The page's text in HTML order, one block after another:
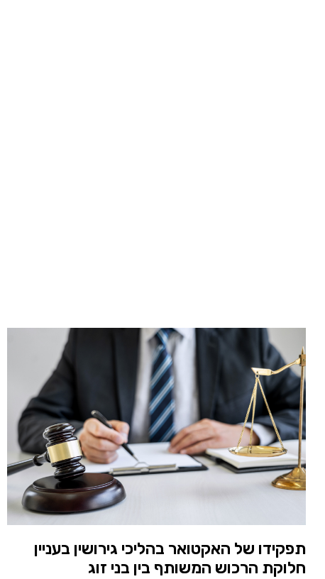
תפקידו של האקטואר בהליכי גירושין בעניין
חלוקת הרכוש המשותף בין בני זוג